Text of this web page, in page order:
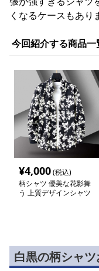
くなるケースもあり
今回紹介する商品一
¥4,000(税込)
柄シャツ 優美な花影舞
う 上質デザインシャツ
白黒の柄シャ